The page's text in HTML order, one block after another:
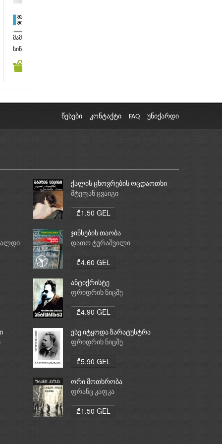
მამოძრავებელი მიზანი
სინერჯი ჯგუფი
კალათაში დამატება
წესები კონტაქტი FAQ უნიქარდი
ქალის ცხოვრების ოცდაოთხი
საათი
შტეფან ცვაიგი
₾1.50 GEL
ჯინსების თაობა
დათო ტურაშვილი
₾4.60 GEL
ანტიქრისტე
ფრიდრიხ ნიცშე
₾4.90 GEL
ესე იტყოდა ზარატუსტრა
ფრიდრიხ ნიცშე
₾5.90 GEL
ორი მოთხრობა
ფრანც კაფკა
₾1.50 GEL